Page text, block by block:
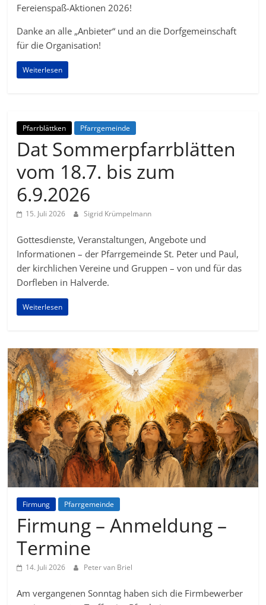
Fereienspaß-Aktionen 2026!
Danke an alle „Anbieter“ und an die Dorfgemeinschaft
für die Organisation!
Weiterlesen
Pfarrblättken Pfarrgemeinde
Dat Sommerpfarrblätten
vom 18.7. bis zum
6.9.2026
15. Juli 2026 Sigrid Krümpelmann
Gottesdienste, Veranstaltungen, Angebote und
Informationen – der Pfarrgemeinde St. Peter und Paul,
der kirchlichen Vereine und Gruppen – von und für das
Dorfleben in Halverde.
Weiterlesen
Firmung Pfarrgemeinde
Firmung – Anmeldung –
Termine
14. Juli 2026 Peter van Briel
Am vergangenen Sonntag haben sich die Firmbewerber